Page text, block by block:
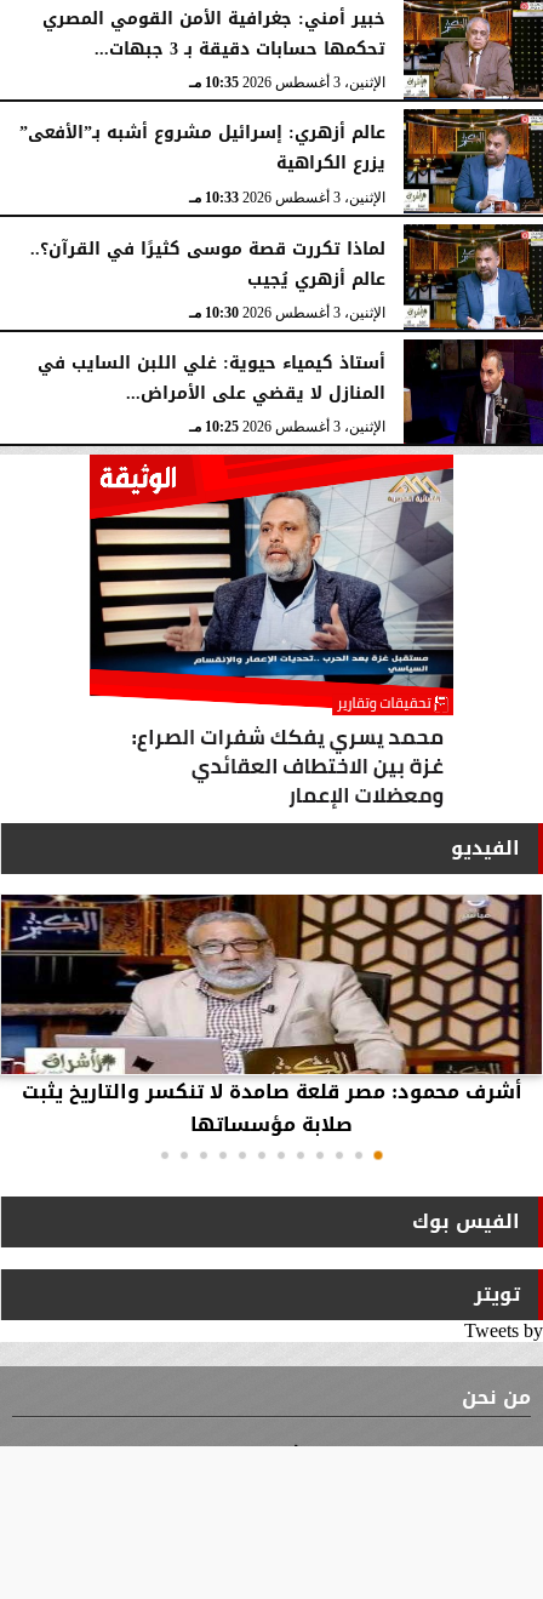
خبير أمني: جغرافية الأمن القومي المصري
تحكمها حسابات دقيقة بـ 3 جبهات...
الإثنين، 3 أغسطس 2026 10:35 مـ
عالم أزهري: إسرائيل مشروع أشبه بـ”الأفعى”
يزرع الكراهية
الإثنين، 3 أغسطس 2026 10:33 مـ
لماذا تكررت قصة موسى كثيرًا في القرآن؟..
عالم أزهري يُجيب
الإثنين، 3 أغسطس 2026 10:30 مـ
أستاذ كيمياء حيوية: غلي اللبن السايب في
المنازل لا يقضي على الأمراض...
الإثنين، 3 أغسطس 2026 10:25 مـ
الفيديو
أشرف محمود: مصر قلعة صامدة لا تنكسر والتاريخ يثبت
صلابة مؤسساتها
الفيس بوك
تويتر
Tweets by
من نحن